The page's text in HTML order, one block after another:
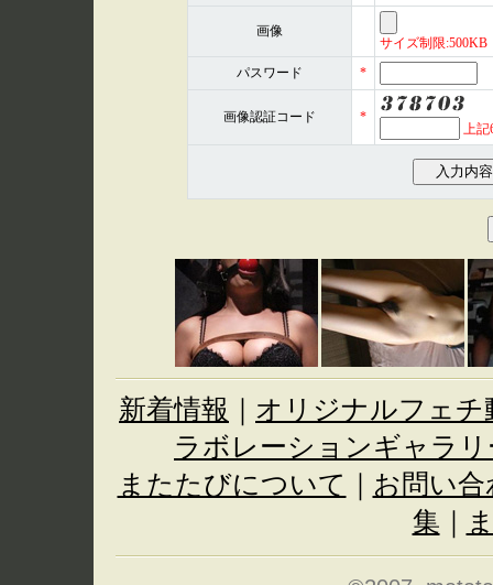
画像
サイズ制限
パスワード *
画像認証コード
*
上
新着情報
オリジナルフェチ
ラボレーションギャラリ
またたびについて
お問い合
集